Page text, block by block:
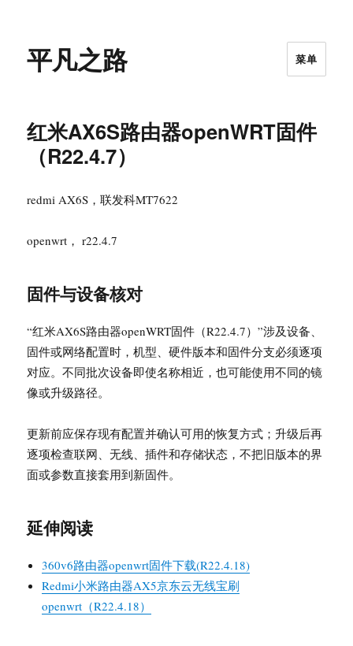
平凡之路 菜单
红米AX6S路由器openWRT固件
（R22.4.7）
redmi AX6S，联发科MT7622
openwrt， r22.4.7
固件与设备核对
“红米AX6S路由器openWRT固件（R22.4.7）”涉及设备、
固件或网络配置时，机型、硬件版本和固件分支必须逐项
对应。不同批次设备即使名称相近，也可能使用不同的镜
像或升级路径。
更新前应保存现有配置并确认可用的恢复方式；升级后再
逐项检查联网、无线、插件和存储状态，不把旧版本的界
面或参数直接套用到新固件。
延伸阅读
360v6路由器openwrt固件下载(R22.4.18)
Redmi小米路由器AX5京东云无线宝刷
openwrt（R22.4.18）